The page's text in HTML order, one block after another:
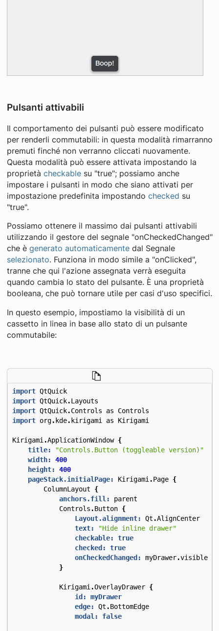
Pulsanti attivabili
Il comportamento dei pulsanti può essere modificato
per renderli commutabili: in questa modalità rimarranno
premuti finché non verranno cliccati nuovamente.
Questa modalità può essere attivata impostando la
proprietà checkablesu "true"; possiamo anche
impostare i pulsanti in modo che siano attivati ​​per
impostazione predefinita impostando checked su
"true".
Possiamo ottenere il massimo dai pulsanti attivabili
utilizzando il gestore del segnale "onCheckedChanged"
che è generato automaticamentedal Segnale
selezionato. Funziona in modo simile a "onClicked",
tranne che qui l'azione assegnata verrà eseguita
quando cambia lo stato del pulsante. È una proprietà
booleana, che può tornare utile per casi d'uso specifici.
In questo esempio, impostiamo la visibilità di un
cassetto in linea in base allo stato di un pulsante
commutabile:
import QtQuick
import QtQuick.Layouts
import QtQuick.Controls as
Controls
import org.kde.kirigami as Kirigami
Kirigami .ApplicationWindow {
title:
"Controls.Button (toggleable version)"
width:
400
height:
400
pageStack.initialPage:
Kirigami .Page {
ColumnLayout
{
anchors.fill:
parent
Controls .Button {
Layout.alignment:
Qt .AlignCenter
text:
"Hide inline drawer"
checkable:
true
checked:
true
onCheckedChanged:
myDrawer.visible
}
Kirigami .OverlayDrawer {
id: myDrawer
edge:
Qt .BottomEdge
modal:
false